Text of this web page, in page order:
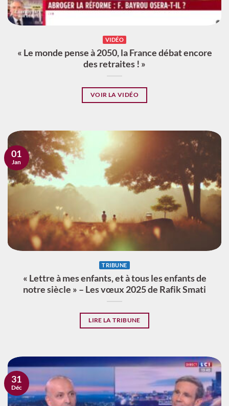
VIDÉO
« Le monde pense à 2050, la France débat encore
des retraites ! »
VOIR LA VIDÉO
TRIBUNE
« Lettre à mes enfants, et à tous les enfants de
notre siècle » – Les vœux 2025 de Rafik Smati
LIRE LA TRIBUNE
01
Jan
31
Déc